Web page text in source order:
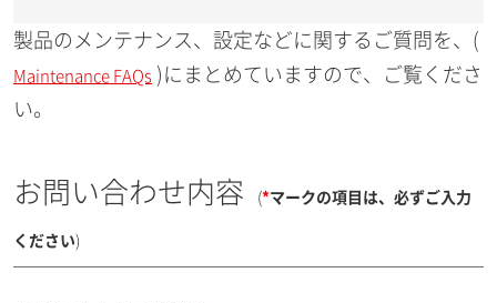
製品のメンテナンス、設定などに関するご質問を、(
Maintenance FAQs )にまとめていますので、ご覧くださ
い。
お問い合わせ内容 (*マークの項目は、必ずご入力
ください)